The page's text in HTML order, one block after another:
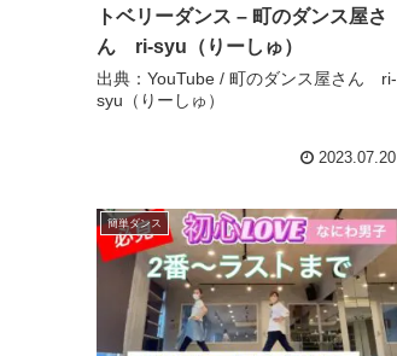
トベリーダンス – 町のダンス屋さ
ん ri-syu（りーしゅ）
出典：YouTube / 町のダンス屋さん ri-
syu（りーしゅ）
2023.07.20
簡単ダンス